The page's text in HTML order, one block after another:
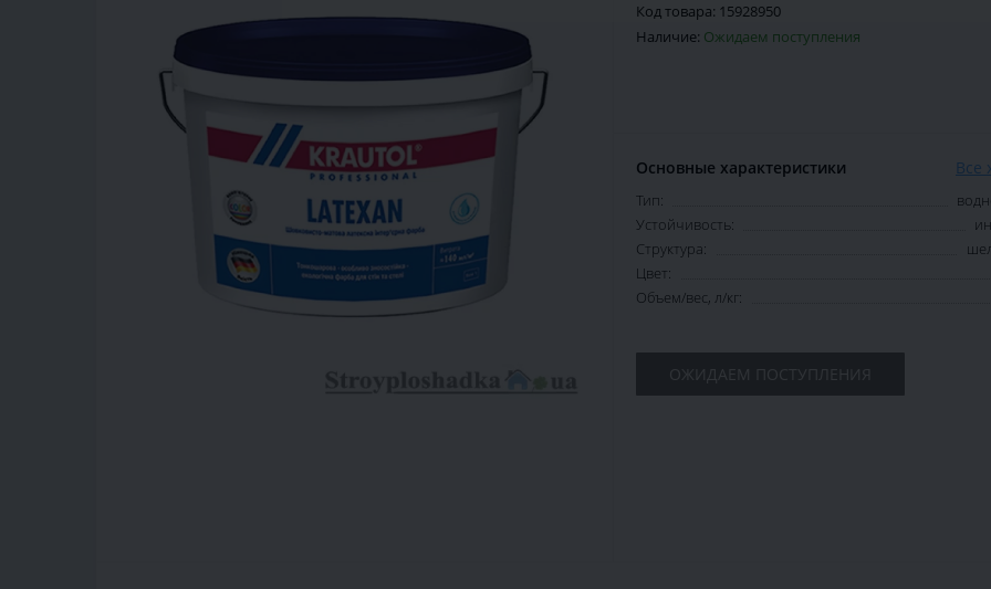
Код товара: 15928950
Наличие: Ожидаем поступления
Основные характеристики Все
Тип:
Устойчивость:
Структура:
Цвет:
Объем/вес, л/кг:
ОЖИДАЕМ ПОСТУПЛЕНИЯ